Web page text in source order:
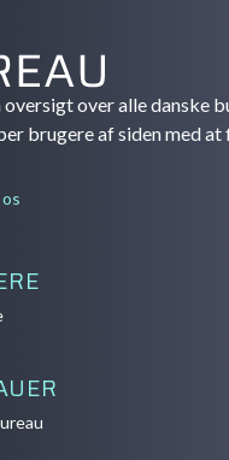
oversigt over alle danske
brugere af siden med